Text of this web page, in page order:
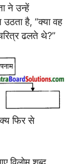
ने उन्हें
है, “क्या वह
ढलते थे?”
फिर से